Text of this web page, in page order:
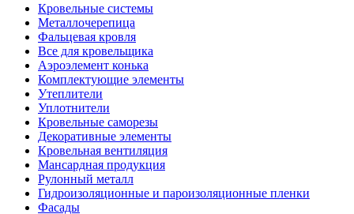
Кровельные системы
Металлочерепица
Фальцевая кровля
Все для кровельщика
Аэроэлемент конька
Комплектующие элементы
Утеплители
Уплотнители
Кровельные саморезы
Декоративные элементы
Кровельная вентиляция
Мансардная продукция
Рулонный металл
Гидроизоляционные и пароизоляционные пленки
Фасады